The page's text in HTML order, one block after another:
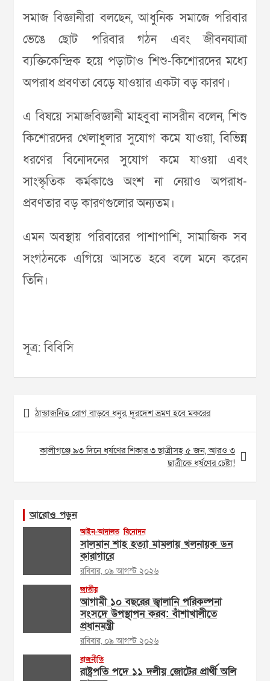
সমাজ বিজ্ঞানীরা বলছেন, আধুনিক সমাজে পরিবার
ভেঙে ছোট পরিবার গঠন এবং জীবনযাত্রা
ব্যক্তিকেন্দ্রিক হয়ে পড়াটাও শিশু-কিশোরদের মধ্যে
অপরাধ প্রবণতা বেড়ে যাওয়ার একটা বড় কারণ।
এ বিষয়ে সমাজবিজ্ঞানী মাহবুবা নাসরীন বলেন, শিশু
কিশোরদের খেলাধুলার সুযোগ কমে যাওয়া, বিভিন্ন
ধরণের বিনোদনের সুযোগ কমে যাওয়া এবং
সাংস্কৃতিক কর্মকাণ্ডে অংশ না নেয়াও অপরাধ-
প্রবণতার বড় কারণগুলোর অন্যতম।
এমন অবস্থায় পরিবারের পাশাপাশি, সামাজিক সব
সংগঠনকে এগিয়ে আসতে হবে বলে মনে করেন
তিনি।
সূত্র: বিবিসি
Post
navigation
ঠান্ডাজনিত রোগ বাড়বে ধনুর, দূরদেশ ভ্রমণ হবে মকরের
কালীগঞ্জে ৯৩ দিনে ধর্ষণের শিকার ৩ ছাত্রীসহ ৫ জন, আরও ৩
ছাত্রীকে ধর্ষণের চেষ্টা!
আরোও পড়ুন
আইন-আদালত বিনোদন
সালমান শাহ হত্যা মামলায় খলনায়ক ডন
কারাগারে
রবিবার, ০৯ আগস্ট ২০২৬
জাতীয়
আগামী ১০ বছরের জ্বালানি পরিকল্পনা
সংসদে উপস্থাপন করব: বাঁশাখালীতে
প্রধানমন্ত্রী
রবিবার, ০৯ আগস্ট ২০২৬
রাজনীতি
রাষ্ট্রপতি পদে ১১ দলীয় জোটের প্রার্থী অলি